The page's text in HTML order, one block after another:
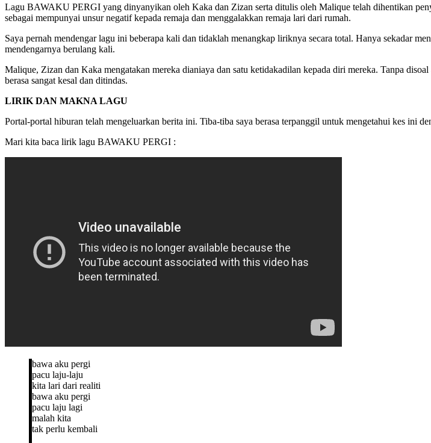
Lagu BAWAKU PERGI yang dinyanyikan oleh Kaka dan Zizan serta ditulis oleh Malique telah dihentikan
sebagai mempunyai unsur negatif kepada remaja dan menggalakkan remaja lari dari rumah.
Saya pernah mendengar lagu ini beberapa kali dan tidaklah menangkap liriknya secara total. Hanya sekadar
mendengarnya berulang kali.
Malique, Zizan dan Kaka mengatakan mereka dianiaya dan satu ketidakadilan kepada diri mereka. Tanpa
berasa sangat kesal dan ditindas.
LIRIK DAN MAKNA LAGU
Portal-portal hiburan telah mengeluarkan berita ini. Tiba-tiba saya berasa terpanggil untuk mengetahui kes ini
Mari kita baca lirik lagu BAWAKU PERGI :
bawa aku pergi
pacu laju-laju
kita lari dari realiti
bawa aku pergi
pacu laju lagi
malah kita
tak perlu kembali